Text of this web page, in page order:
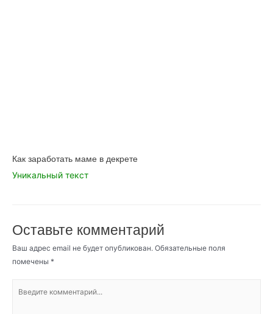
Как заработать маме в декрете
Уникальный текст
Оставьте комментарий
Ваш адрес email не будет опубликован. Обязательные поля
помечены *
комментарий...